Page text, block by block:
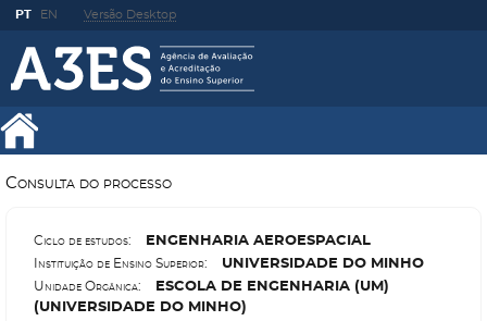
PT EN Versão Desktop
Consulta do processo
Ciclo de estudos: E NGENHARIA AEROESPACIAL
Instituição de Ensino Superior: U NIVERSIDADE DO MINHO
Unidade Orgânica: ESCOLA DE ENGENHARIA (UM)
(UNIVERSIDADE DO MINHO)